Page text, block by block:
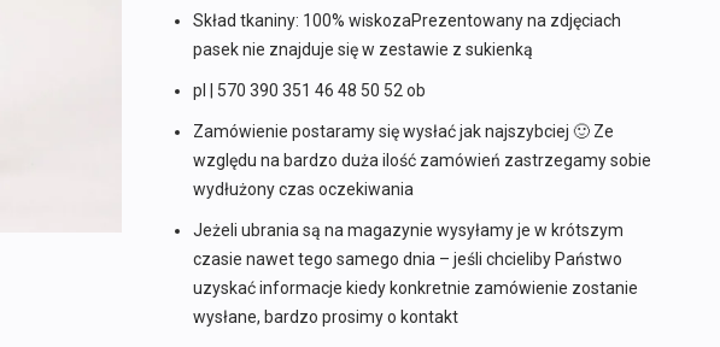
Skład tkaniny: 100% wiskozaPrezentowany na zdjęciach
pasek nie znajduje się w zestawie z sukienką
pl | 570 390 351 46 48 50 52 ob
Zamówienie postaramy się wysłać jak najszybciej 🙂 Ze
względu na bardzo duża ilość zamówień zastrzegamy sobie
wydłużony czas oczekiwania
Jeżeli ubrania są na magazynie wysyłamy je w krótszym
czasie nawet tego samego dnia – jeśli chcieliby Państwo
uzyskać informacje kiedy konkretnie zamówienie zostanie
wysłane, bardzo prosimy o kontakt